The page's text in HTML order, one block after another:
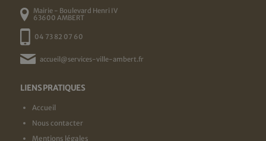
Mairie - Boulevard Henri IV
63600 AMBERT
04 73 82 07 60
accueil@services-ville-ambert.fr
LIENS PRATIQUES
Accueil
Nous contacter
Mentions légales